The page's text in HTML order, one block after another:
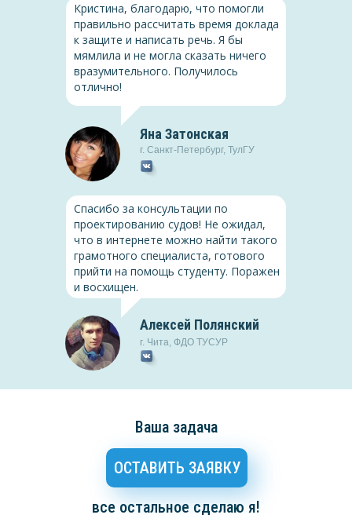
Скачать
Игровые технологии как
средство развития
познавательных
интересов младших
школьников
Гражданское право
Скачать (PDF, 1.2 Мб)
Исковая давность в
Яна Затонская
Кристина, благодарю, что помогли
правильно рассчитать время доклада
к защите и написать речь. Я бы
мямлила и не могла сказать ничего
вразумительного. Получилось
отлично!
г. Санкт-Петербург, ТулГУ
Алексей Полянский
Спасибо за консультации по
проектированию судов! Не ожидал,
что в интернете можно найти такого
грамотного специалиста, готового
прийти на помощь студенту. Поражен
и восхищен.
г. Чита, ФДО ТУСУР
Ваша задача
все остальное сделаю я!
ОСТАВИТЬ ЗАЯВКУ